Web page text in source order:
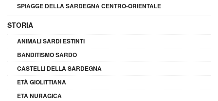
SPIAGGE DELLA SARDEGNA CENTRO-ORIENTALE
STORIA
ANIMALI SARDI ESTINTI
BANDITISMO SARDO
CASTELLI DELLA SARDEGNA
ETÀ GIOLITTIANA
ETÀ NURAGICA